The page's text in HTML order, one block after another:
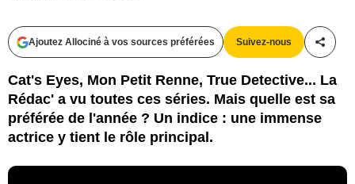
Ajoutez Allociné à vos sources préférées Suivez-nous
Cat's Eyes, Mon Petit Renne, True Detective... La
Rédac' a vu toutes ces séries. Mais quelle est sa
préférée de l'année ? Un indice : une immense
actrice y tient le rôle principal.